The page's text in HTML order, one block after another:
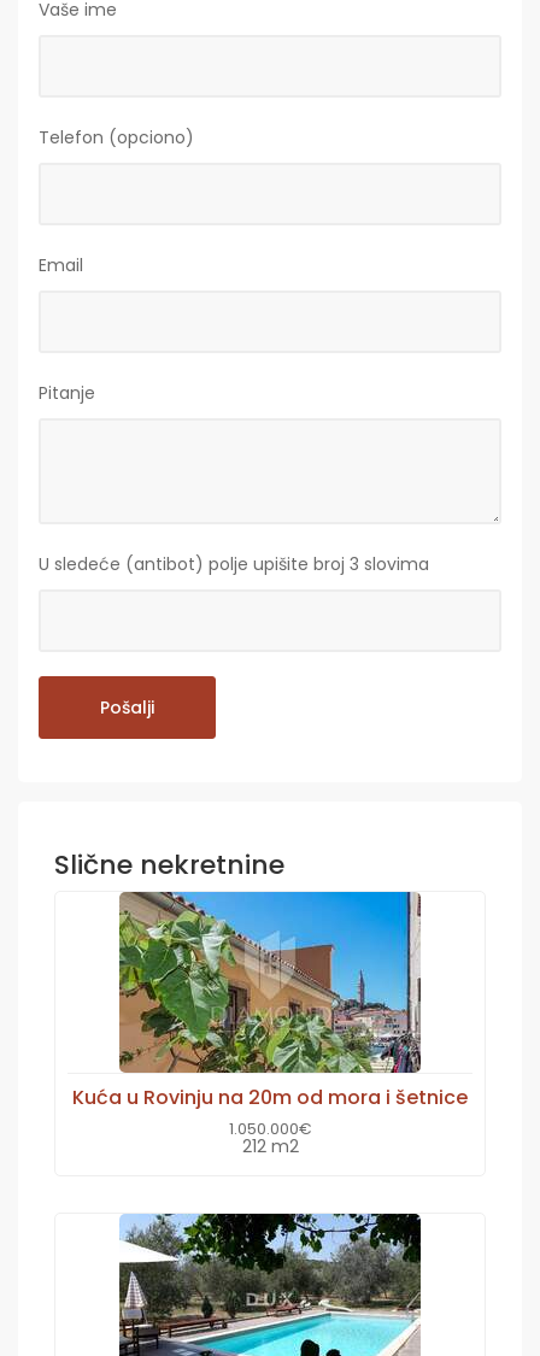
Vaše ime
Telefon (opciono)
Email
Pitanje
U sledeće (antibot) polje upišite broj 3 slovima
Slične nekretnine
Kuća u Rovinju na 20m od mora i šetnice
1.050.000€
212 m2